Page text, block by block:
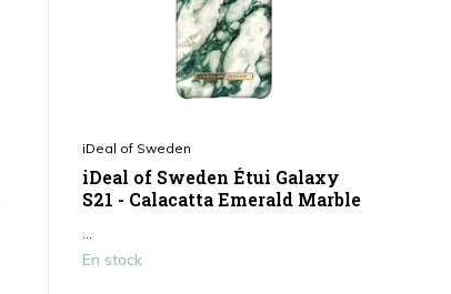
iDeal of Sweden
iDeal of Sweden Étui Galaxy
S21 - Calacatta Emerald Marble
...
En stock